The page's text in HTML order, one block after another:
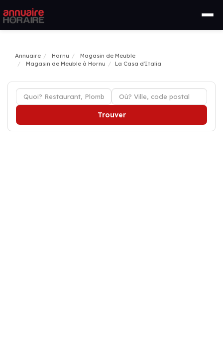
Annuaire Hornu
Magasin de Meuble
Magasin de Meuble à Hornu
La Casa d'Italia
Trouver